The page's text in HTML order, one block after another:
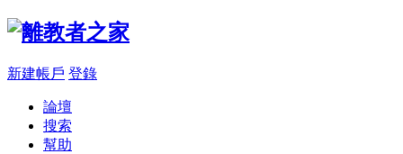
新建帳戶 登錄
論壇
搜索
幫助